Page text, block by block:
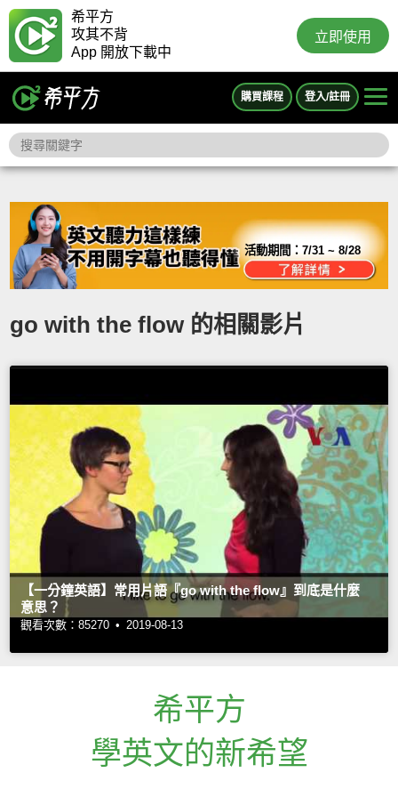
希平方
攻其不背
App 開放下載中
立即使用
購買課程 登入/註冊
活動期間：7/31 ~ 8/28
go with the flow 的相關影片
【一分鐘英語】常用片語『go with the flow』到底是什麼
意思？
觀看次數：85270 • 2019-08-13
希平方
學英文的新希望